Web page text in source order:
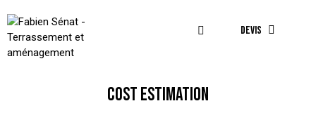
DEVIS
COST ESTIMATION